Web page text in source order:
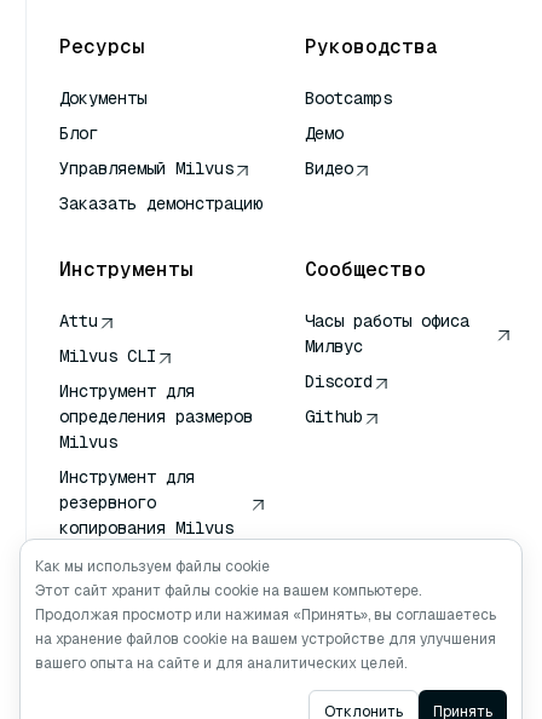
Ресурсы
Документы
Блог
Управляемый Milvus
Заказать демонстрацию
Руководства
Bootcamps
Демо
Видео
Инструменты
Attu
Milvus CLI
Инструмент для
определения размеров
Milvus
Инструмент для
резервного
копирования Milvus
Сервис передачи
векторов (VTS)
Глубокий искатель
Клод Контекст
Сообщество
Часы работы офиса
Милвус
Discord
Github
Ask AI
Как мы используем файлы cookie
Этот сайт хранит файлы cookie на вашем компьютере.
Продолжая просмотр или нажимая «Принять», вы соглашаетесь
на хранение файлов cookie на вашем устройстве для улучшения
вашего опыта на сайте и для аналитических целей.
Отклонить Принять